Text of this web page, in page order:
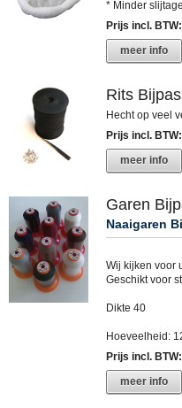
* Minder
Prijs incl. BTW:
meer info
Rits
Hecht op veel
Prijs incl. BTW:
meer info
Garen
Naaigaren
Wij kijken voor
Geschikt voor
Dikte 40
Hoeveelheid:
Prijs incl. BTW:
meer info